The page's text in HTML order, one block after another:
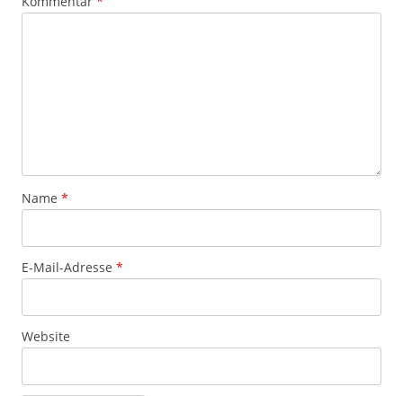
Name *
E-Mail-Adresse *
Website